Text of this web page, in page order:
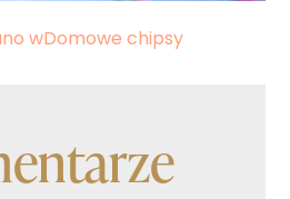
wDomowe chipsy